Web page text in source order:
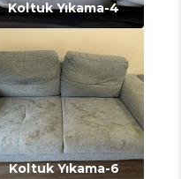
Koltuk Yıkama-4
Koltuk Yıkama-6